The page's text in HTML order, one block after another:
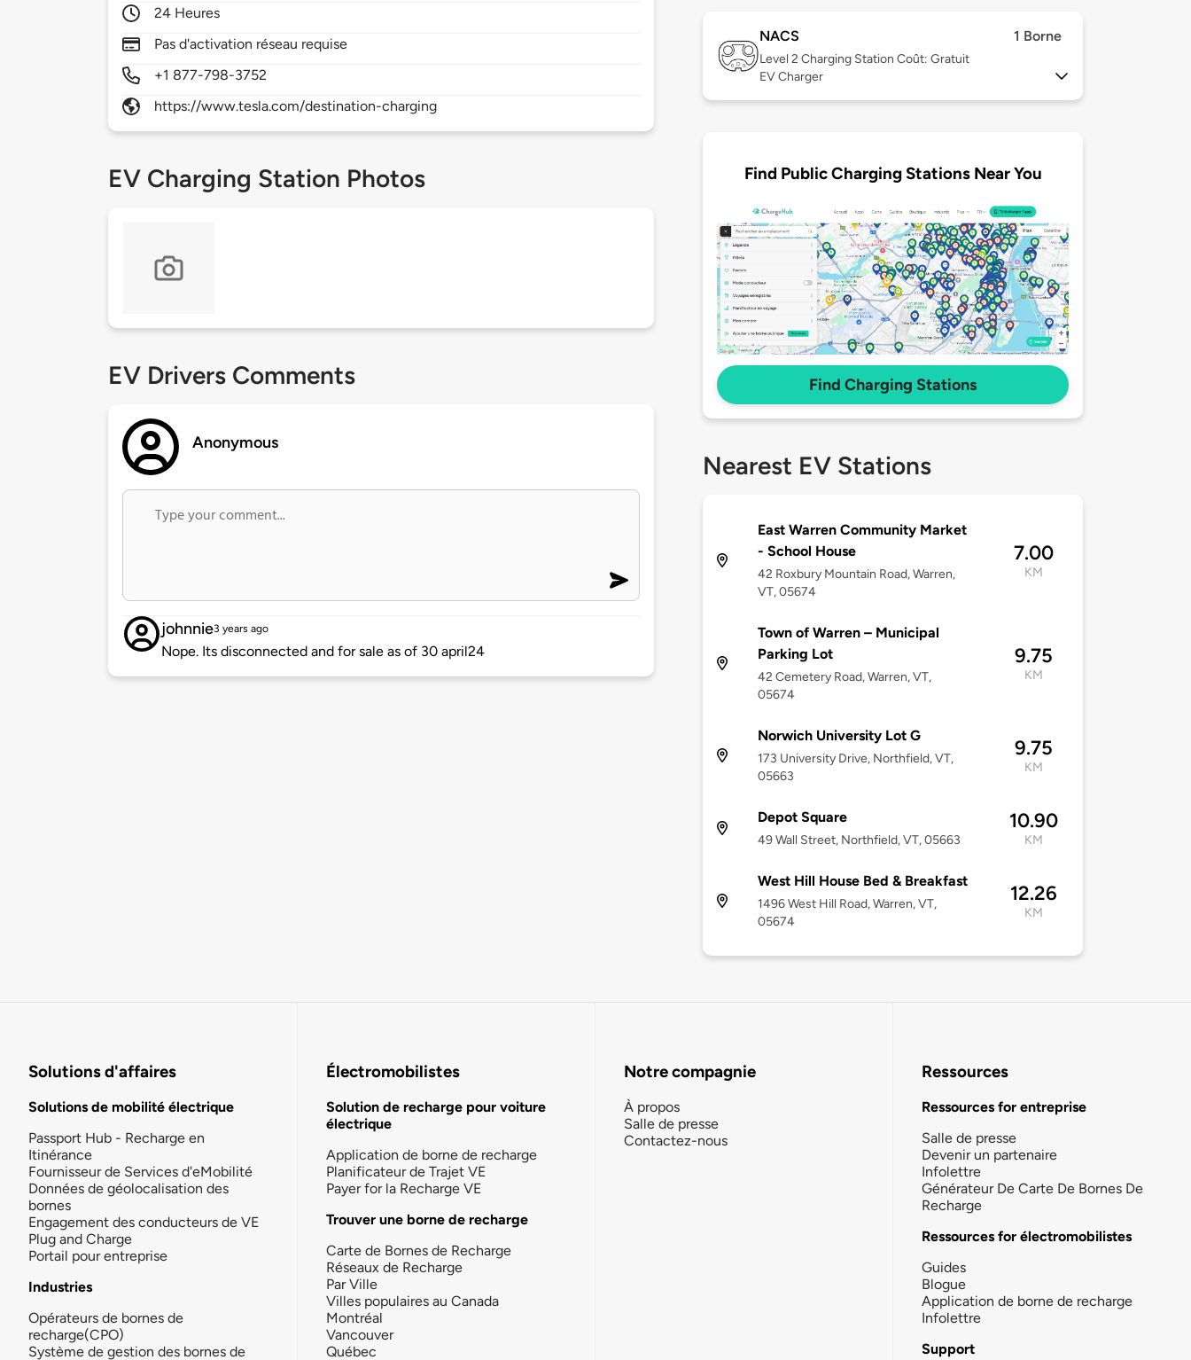
24 Heures
Pas d'activation réseau requise
+1 877-798-3752
https://www.tesla.com/destination-charging
EV Charging Station Photos
EV Drivers Comments
Anonymous
johnnie3 years ago
Nope. Its disconnected and for sale as of 30 april24
NACS 1 Borne
Level 2 Charging Station Coût: Gratuit
EV Charger
Find Public Charging Stations Near You
Find Charging Stations
Nearest EV Stations
East Warren Community Market
- School House
42 Roxbury Mountain Road, Warren,
VT, 05674
7.00
KM
Town of Warren – Municipal
Parking Lot
42 Cemetery Road, Warren, VT,
05674
9.75
KM
Norwich University Lot G
173 University Drive, Northfield, VT,
05663
9.75
KM
Depot Square
49 Wall Street, Northfield, VT, 05663
10.90
KM
West Hill House Bed & Breakfast
1496 West Hill Road, Warren, VT,
05674
12.26
KM
Solutions d'affaires
Solutions de mobilité électrique
Passport Hub - Recharge en
Itinérance
Fournisseur de Services d'eMobilité
Données de géolocalisation des
bornes
Engagement des conducteurs de VE
Plug and Charge
Portail pour entreprise
Industries
Opérateurs de bornes de
recharge(CPO)
Système de gestion des bornes de
Électromobilistes
Solution de recharge pour voiture
électrique
Application de borne de recharge
Planificateur de Trajet VE
Payer for la Recharge VE
Trouver une borne de recharge
Carte de Bornes de Recharge
Réseaux de Recharge
Par Ville
Villes populaires au Canada
Montréal
Vancouver
Québec
Notre compagnie
À propos
Salle de presse
Contactez-nous
Ressources
Ressources for entreprise
Salle de presse
Devenir un partenaire
Infolettre
Générateur De Carte De Bornes De
Recharge
Ressources for électromobilistes
Guides
Blogue
Application de borne de recharge
Infolettre
Support